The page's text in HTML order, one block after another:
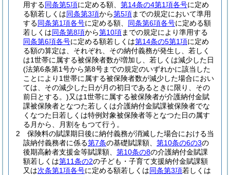
用する同条第5項に定める額、 第14条の4第1項各号に定め
る額若しくは同条第3項から第5項までの規定において準用
する同条第1項各号に定める額、 同条第6項各号に定める額
若しくは同条第8項から第10項までの規定により準用する
同条第6項各号に定める額若しくは第14条の5第1項に定め
る額の算定は、それぞれ、その納付義務が発生し、若しく
は1世帯に属する被保険者数が増加し、若しくは減少した日
(法第6条第1号から第8号までの規定のいずれかに該当した
ことにより1世帯に属する被保険者数が減少した場合におい
ては、その減少した日が月の初日であるときに限り、その
前日とする。)又は1世帯に属する被保険者が介護納付金賦
課被保険者となつた若しくは介護納付金賦課被保険者でな
くなつた日若しくは特例対象被保険者等となつた日の属す
る月から、月割をもつて行う。
2
保険料の賦課期日後に納付義務が消滅した場合における当
該納付義務者に係る第7条の基礎賦課額、 第10条の6の3の
後期高齢者支援金等賦課額、 第10条の8の介護納付金賦課
額若しくは第11条の2の子ども・子育て支援納付金賦課額
又は次条第1項各号に定める額若しくは同条第3項若しくは